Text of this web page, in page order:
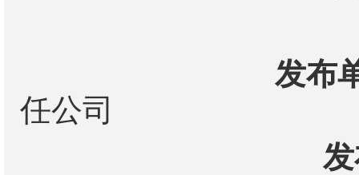
发布单
任公司